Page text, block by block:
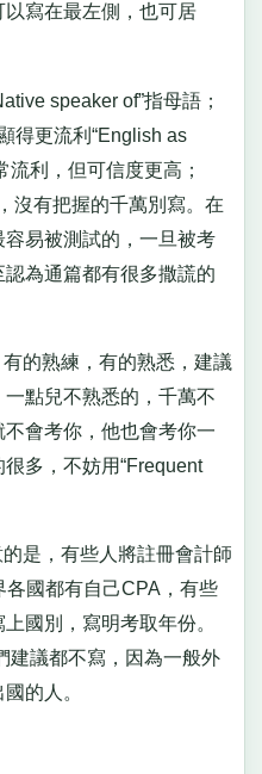
寫在最左側，也可居
speaker of”指母語；
得更流利“English as
利，但可信度更高；
沒有把握的千萬別寫。在
易被測試的，一旦被考
為通篇都有很多撒謊的
的熟練，有的熟悉，建議
點兒不熟悉的，千萬不
會考你，他也會考你一
多，不妨用“Frequent
是，有些人將註冊會計師
國都有自己CPA，有些
國別，寫明考取年份。
建議都不寫，因為一般外
的人。